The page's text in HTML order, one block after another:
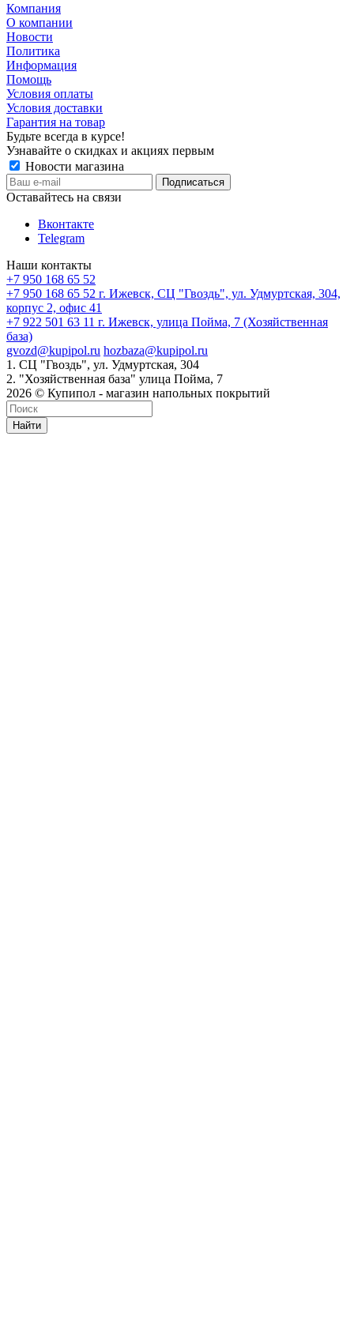
Компания
О компании
Новости
Политика
Информация
Помощь
Условия оплаты
Условия доставки
Гарантия на товар
Будьте всегда в курсе!
Узнавайте о скидках и акциях первым
Новости магазина
Оставайтесь на связи
Вконтакте
Telegram
Наши контакты
+7 950 168 65 52
+7 950 168 65 52 г. Ижевск, СЦ "Гвоздь", ул. Удмуртская, 304,
корпус 2, офис 41
+7 922 501 63 11 г. Ижевск, улица Пойма, 7 (Хозяйственная
база)
gvozd@kupipol.ru hozbaza@kupipol.ru
1. СЦ "Гвоздь", ул. Удмуртская, 304
2. "Хозяйственная база" улица Пойма, 7
2026 © Купипол - магазин напольных покрытий
Найти